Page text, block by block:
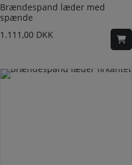
Brændespand læder med
spænde
1.111,00 DKK